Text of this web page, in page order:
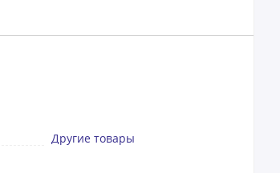
Другие товары